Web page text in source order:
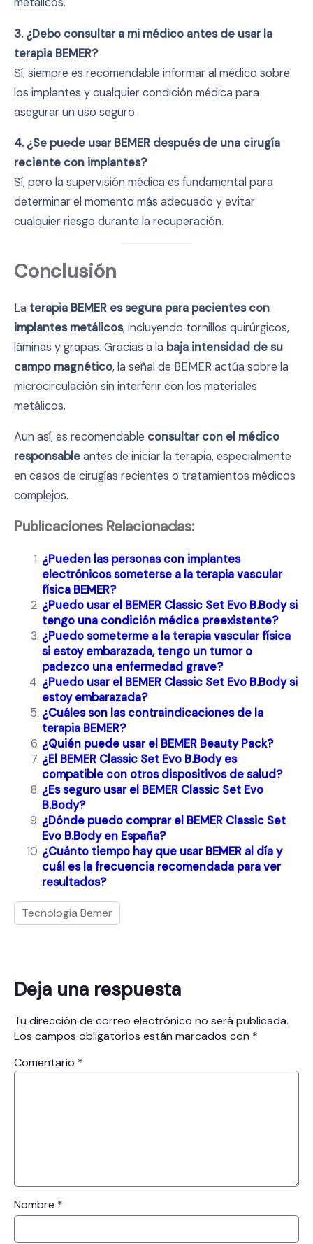
3. ¿Debo consultar a mi médico antes de usar la
terapia BEMER?
Sí, siempre es recomendable informar al médico sobre
los implantes y cualquier condición médica para
asegurar un uso seguro.
4. ¿Se puede usar BEMER después de una cirugía
reciente con implantes?
Sí, pero la supervisión médica es fundamental para
determinar el momento más adecuado y evitar
cualquier riesgo durante la recuperación.
Conclusión
La terapia BEMER es segura para pacientes con
implantes metálicos, incluyendo tornillos quirúrgicos,
láminas y grapas. Gracias a la baja intensidad de su
campo magnético, la señal de BEMER actúa sobre la
microcirculación sin interferir con los materiales
metálicos.
Aun así, es recomendable consultar con el médico
responsableantes de iniciar la terapia, especialmente
en casos de cirugías recientes o tratamientos médicos
complejos.
Publicaciones Relacionadas:
¿Pueden las personas con implantes
electrónicos someterse a la terapia vascular
física BEMER?
¿Puedo usar el BEMER Classic Set Evo B.Body si
tengo una condición médica preexistente?
¿Puedo someterme a la terapia vascular física
si estoy embarazada, tengo un tumor o
padezco una enfermedad grave?
¿Puedo usar el BEMER Classic Set Evo B.Body si
estoy embarazada?
¿Cuáles son las contraindicaciones de la
terapia BEMER?
¿Quién puede usar el BEMER Beauty Pack?
¿El BEMER Classic Set Evo B.Body es
compatible con otros dispositivos de salud?
¿Es seguro usar el BEMER Classic Set Evo
B.Body?
¿Dónde puedo comprar el BEMER Classic Set
Evo B.Body en España?
¿Cuánto tiempo hay que usar BEMER al día y
cuál es la frecuencia recomendada para ver
resultados?
Tecnologia Bemer
Deja una respuesta
Tu dirección de correo electrónico no será publicada.
Los campos obligatorios están marcados con *
Comentario *
Nombre *